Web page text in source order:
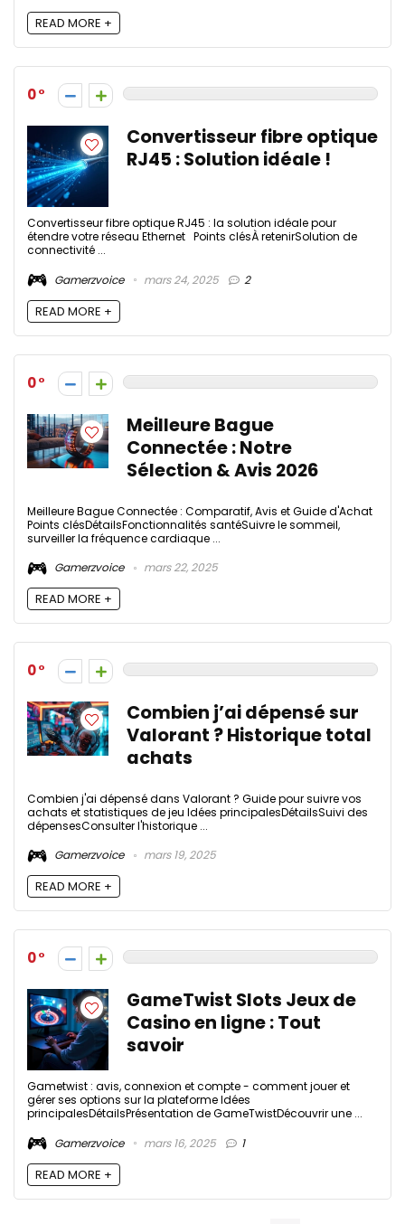
READ MORE +
0
Convertisseur fibre optique
RJ45 : Solution idéale !
Convertisseur fibre optique RJ45 : la solution idéale pour
étendre votre réseau Ethernet Points clésÀ retenirSolution de
connectivité ...
Gamerzvoice
mars 24, 2025 2
READ MORE +
0
Meilleure Bague
Connectée​ : Notre
Sélection & Avis 2026
Meilleure Bague Connectée : Comparatif, Avis et Guide d'Achat
Points clésDétailsFonctionnalités santéSuivre le sommeil,
surveiller la fréquence cardiaque ...
Gamerzvoice
mars 22, 2025
READ MORE +
0
Combien j’ai dépensé sur
Valorant ? Historique total
achats
Combien j'ai dépensé dans Valorant ? Guide pour suivre vos
achats et statistiques de jeu Idées principalesDétailsSuivi des
dépensesConsulter l'historique ...
Gamerzvoice
mars 19, 2025
READ MORE +
0
GameTwist Slots Jeux de
Casino en ligne : Tout
savoir
Gametwist : avis, connexion et compte - comment jouer et
gérer ses options sur la plateforme Idées
principalesDétailsPrésentation de GameTwistDécouvrir une ...
Gamerzvoice
mars 16, 2025 1
READ MORE +